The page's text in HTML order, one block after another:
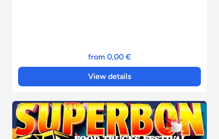
from 0,00 €
View details